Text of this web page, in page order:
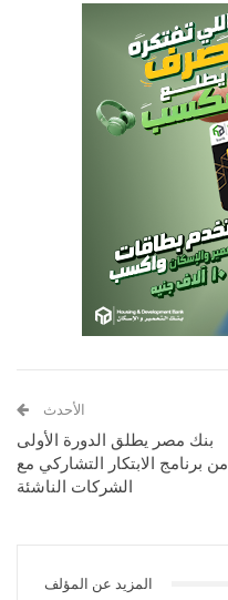
الأحدث
بنك مصر يطلق الدورة الأولى
من برنامج الابتكار التشاركي مع
الشركات الناشئة
المزيد عن المؤلف